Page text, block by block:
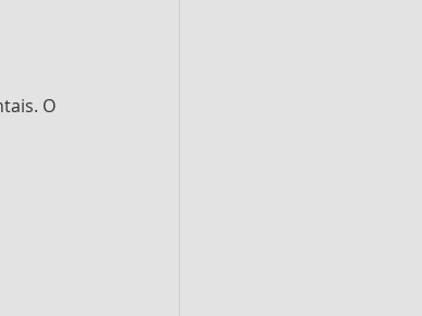
O